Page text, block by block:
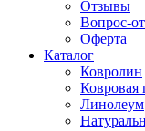
Отзывы
Вопрос-
Оферта
Каталог
Ковролин
Ковровая
Линолеум